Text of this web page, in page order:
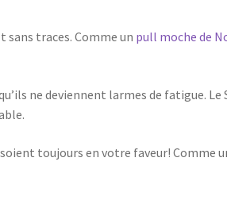
sans traces. Comme un pull moche de
ne deviennent larmes de fatigue. Le
toujours en votre faveur! Comme